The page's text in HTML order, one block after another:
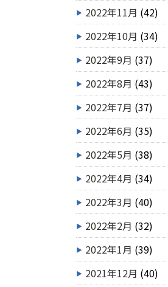
2022年11月 (42)
2022年10月 (34)
2022年9月 (37)
2022年8月 (43)
2022年7月 (37)
2022年6月 (35)
2022年5月 (38)
2022年4月 (34)
2022年3月 (40)
2022年2月 (32)
2022年1月 (39)
2021年12月 (40)